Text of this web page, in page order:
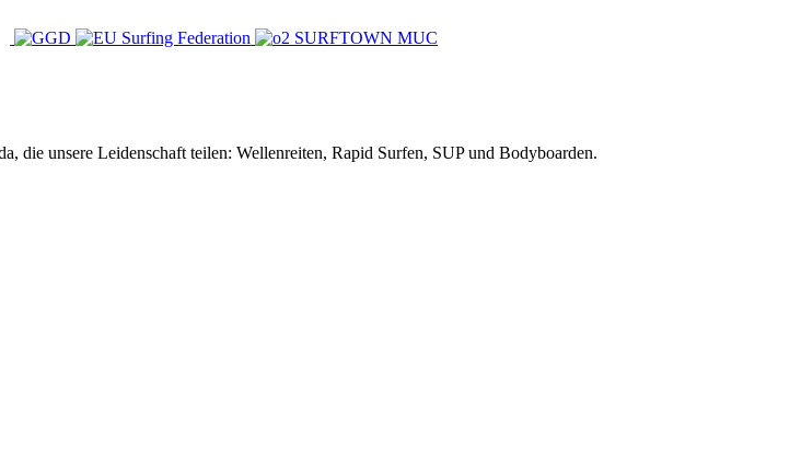
die unsere Leidenschaft teilen: Wellenreiten, Rapid Surfen, SUP und Bodyboarden.